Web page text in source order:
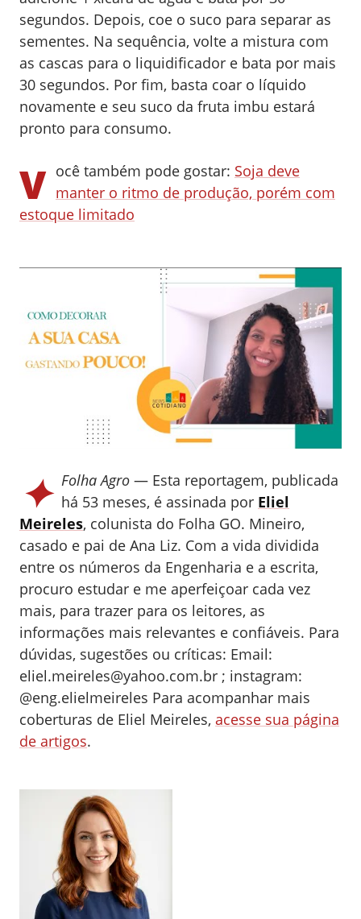
segundos. Depois, coe o suco para separar as
sementes. Na sequência, volte a mistura com
as cascas para o liquidificador e bata por mais
30 segundos. Por fim, basta coar o líquido
novamente e seu suco da fruta imbu estará
pronto para consumo.
V ocê também pode gostar: Soja deve
manter o ritmo de produção, porém com
estoque limitado
✦ Folha Agro — Esta reportagem, publicada
há 53 meses, é assinada por Eliel
Meireles, colunista do Folha GO. Mineiro,
casado e pai de Ana Liz. Com a vida dividida
entre os números da Engenharia e a escrita,
procuro estudar e me aperfeiçoar cada vez
mais, para trazer para os leitores, as
informações mais relevantes e confiáveis. Para
dúvidas, sugestões ou críticas: Email:
eliel.meireles@yahoo.com.br ; instagram:
@eng.elielmeireles Para acompanhar mais
coberturas de Eliel Meireles, acesse sua página
de artigos.